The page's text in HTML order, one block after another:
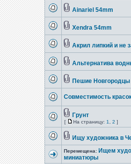
Ainariel 54mm
Xendra 54mm
Акрил липкий и не
Альтернатива
Пешие Новгородцы
Совместимость
Грунт
[ На страницу: 1 2 ]
Ищу художника в
Перемещена: Ищем
миниатюры